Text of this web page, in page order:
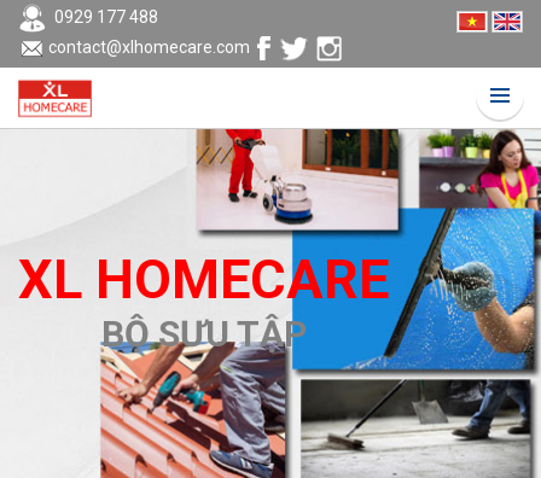
0929 177 488
contact@xlhomecare.com
XL HOMECARE
BỘ SƯU TẬP